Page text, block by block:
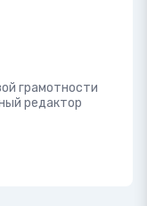
грамотности
редактор